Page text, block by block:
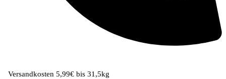
Versandkosten 5,99€ bis 31,5kg